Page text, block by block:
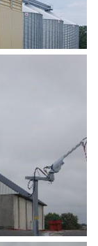
SILO ET
2)